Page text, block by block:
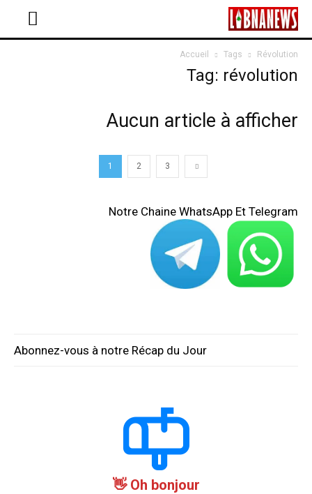
Accueil Tags Révolution
Tag: révolution
Aucun article à afficher
1 2 3
Notre Chaine WhatsApp Et Telegram
Abonnez-vous à notre Récap du Jour
Oh bonjour 👋